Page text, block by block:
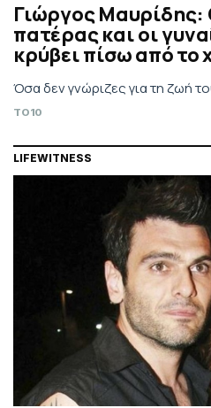
Γιώργος
πατέρας και οι
κρύβει πίσω από το
Όσα δεν γνώριζες για τη ζωή
TO10
LIFEWITNESS